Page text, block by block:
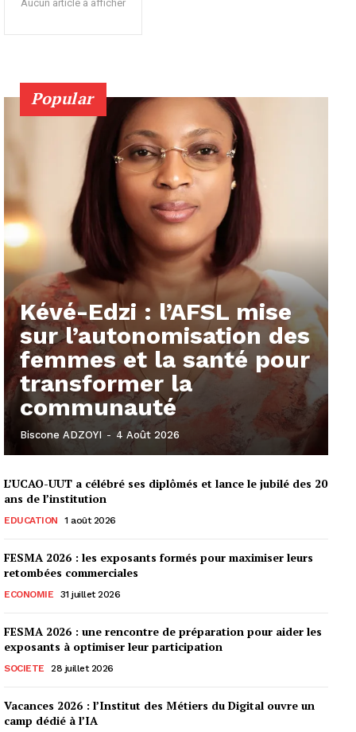
Aucun article à afficher
Popular
Kévé-Edzi : l’AFSL mise
sur l’autonomisation des
femmes et la santé pour
transformer la
communauté
Biscone ADZOYI - 4 Août 2026
L’UCAO-UUT a célébré ses diplômés et lance le jubilé des 20
ans de l’institution
EDUCATION 1 août 2026
FESMA 2026 : les exposants formés pour maximiser leurs
retombées commerciales
ECONOMIE 31 juillet 2026
FESMA 2026 : une rencontre de préparation pour aider les
exposants à optimiser leur participation
SOCIETE 28 juillet 2026
Vacances 2026 : l’Institut des Métiers du Digital ouvre un
camp dédié à l’IA